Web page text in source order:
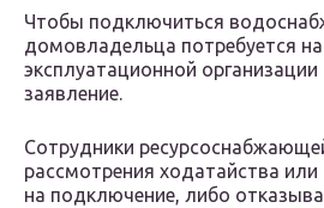
Чтобы подключиться
домовладельца потребуется
эксплуатационной
заявление.
Сотрудники
рассмотрения ходатайства
на подключение, либо